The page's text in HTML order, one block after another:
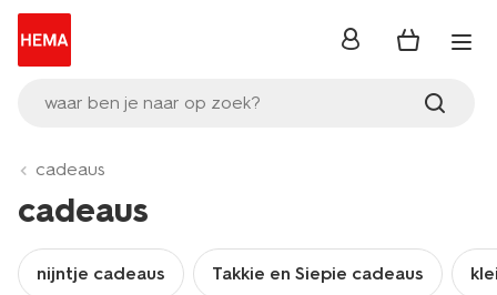
waar ben je naar op zoek?
inloggen
cadeaus
cadeaus
nijntje cadeaus Takkie en Siepie cadeaus